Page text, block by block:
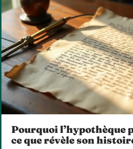
Pourquoi l’hypothèque
ce que révèle son